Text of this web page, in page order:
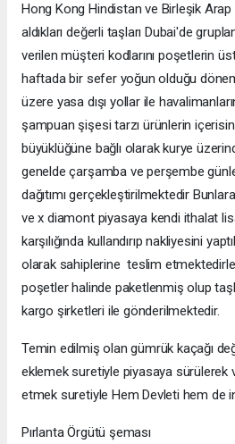
Hong Kong Hindistan ve Birleşik Arap
aldıkları değerli taşları Dubai'de
verilen müşteri kodlarını poşetlerin
haftada bir sefer yoğun olduğu
üzere yasa dışı yollar ile
şampuan şişesi tarzı ürünlerin
büyüklüğüne bağlı olarak kurye
genelde çarşamba ve perşembe
dağıtımı gerçekleştirilmektedir
ve x diamont piyasaya kendi ithalat
karşılığında kullandırıp nakliyesini
olarak sahiplerine teslim
poşetler halinde paketlenmiş olup
kargo şirketleri ile gönderilmektedir.
Temin edilmiş olan gümrük kaçağı
eklemek suretiyle piyasaya sürülerek
etmek suretiyle Hem Devleti hem de
Pırlanta Örgütü şeması